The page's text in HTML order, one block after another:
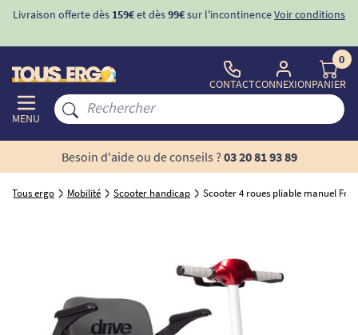
Livraison offerte dès 159€et dès99€sur l'incontinenceVoir conditions
MENU
CONTACTCONNEXION
0
PANIER
Besoin d'aide ou de conseils ? 03 20 81 93 89
Tous ergo Mobilité Scooter handicap Scooter 4 roues pliable manuel